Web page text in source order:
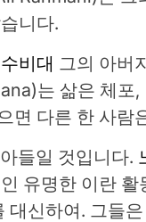
니다.
비대 그의 아버
는 삶은 체포,
면 다른 한 사람
들일 것입니다.
유명한 이란 활
신하여. 그들